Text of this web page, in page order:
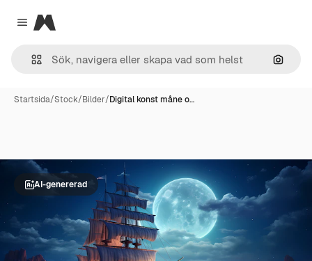
Close menu
Magnific
Sök
Startsida/Stock/Bilder/Digital konst måne o…
AI-genererad